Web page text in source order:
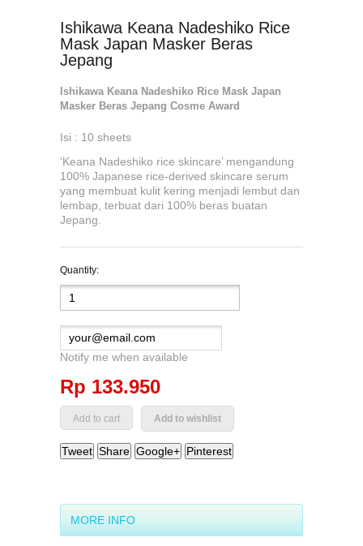
Ishikawa Keana Nadeshiko Rice
Mask Japan Masker Beras
Jepang
Ishikawa Keana Nadeshiko Rice Mask Japan
Masker Beras Jepang Cosme Award
Isi : 10 sheets
‘Keana Nadeshiko rice skincare’ mengandung
100% Japanese rice-derived skincare serum
yang membuat kulit kering menjadi lembut dan
lembap, terbuat dari 100% beras buatan
Jepang.
Quantity:
Notify me when available
Rp‎ 133.950
Add to wishlist
Tweet Share Google+ Pinterest
MORE INFO